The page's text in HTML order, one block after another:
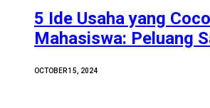
5 Ide Usaha yang
Mahasiswa: Peluang
OCTOBER 15, 2024